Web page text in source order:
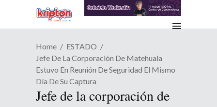
Home
ESTADO
Jefe De La Corporación De Matehuala
Estuvo En Reunión De Seguridad El Mismo
Día De Su Captura
Jefe de la corporación de